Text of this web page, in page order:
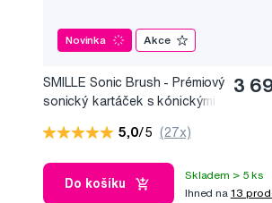
Novinka Akce
SMILLE Sonic Brush - Prémiový
sonický kartáček s kónickými
3
5,0/5 (27x)
Do košíku
Skladem > 5 ks
Ihned na 13